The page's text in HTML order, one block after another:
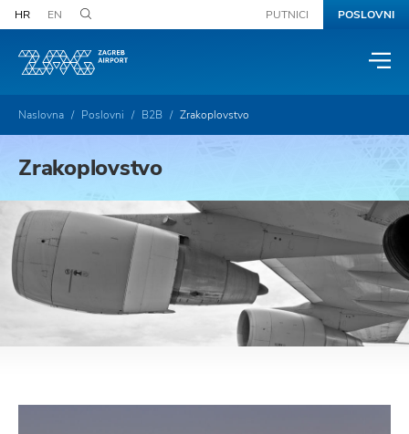
HR EN PUTNICI POSLOVNI
Naslovna Poslovni B2B Zrakoplovstvo
Zrakoplovstvo